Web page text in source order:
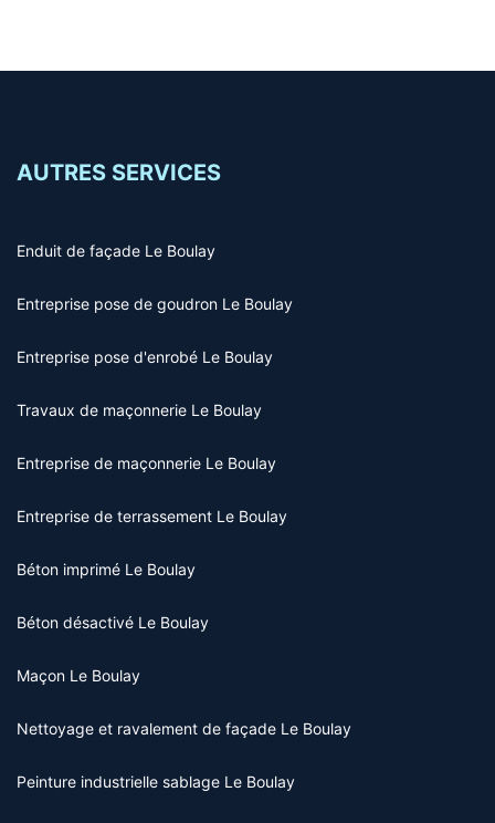
AUTRES SERVICES
Enduit de façade Le Boulay
Entreprise pose de goudron Le Boulay
Entreprise pose d'enrobé Le Boulay
Travaux de maçonnerie Le Boulay
Entreprise de maçonnerie Le Boulay
Entreprise de terrassement Le Boulay
Béton imprimé Le Boulay
Béton désactivé Le Boulay
Maçon Le Boulay
Nettoyage et ravalement de façade Le Boulay
Peinture industrielle sablage Le Boulay